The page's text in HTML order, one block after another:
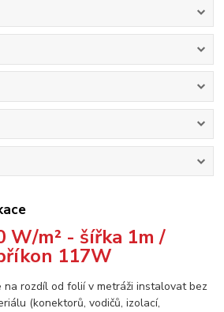
W/m² - šířka 1m /
117W
na rozdíl od folií v metráži instalovat bez
(konektorů, vodičů, izolací,